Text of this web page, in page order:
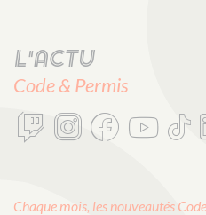
L'actu
Code & Permis
Chaque mois, les nouveautés